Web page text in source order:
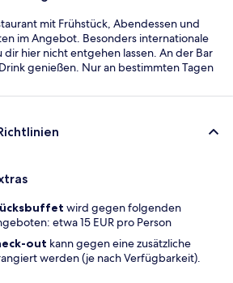
mit Frühstück, Abendessen und
im Angebot. Besonders internationale
dir hier nicht entgehen lassen. An der Bar
genießen. Nur an bestimmten Tagen
wird gegen folgenden
etwa 15 EUR pro Person
out kann gegen eine zusätzliche
werden (je nach Verfügbarkeit).